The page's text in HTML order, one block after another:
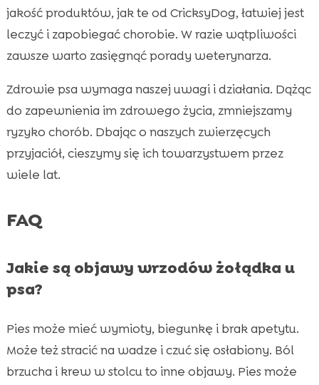
jakość produktów, jak te od CricksyDog, łatwiej jest
leczyć i zapobiegać chorobie. W razie wątpliwości
zawsze warto zasięgnąć porady weterynarza.
Zdrowie psa wymaga naszej uwagi i działania. Dążąc
do zapewnienia im zdrowego życia, zmniejszamy
ryzyko chorób. Dbając o naszych zwierzęcych
przyjaciół, cieszymy się ich towarzystwem przez
wiele lat.
FAQ
Jakie są objawy wrzodów żołądka u
psa?
Pies może mieć wymioty, biegunkę i brak apetytu.
Może też stracić na wadze i czuć się osłabiony. Ból
brzucha i krew w stolcu to inne objawy. Pies może